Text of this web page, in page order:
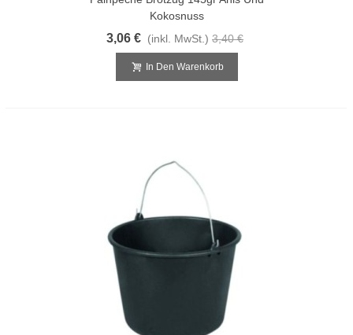
Kokosnuss
3,06 € (inkl. MwSt.) 3,40 €
In Den Warenkorb